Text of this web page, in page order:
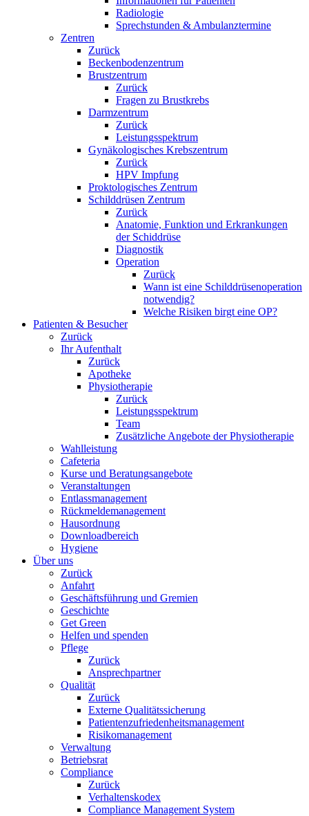
Radiologie
Sprechstunden & Ambulanztermine
Zentren
Zurück
Beckenbodenzentrum
Brustzentrum
Zurück
Fragen zu Brustkrebs
Darmzentrum
Zurück
Leistungsspektrum
Gynäkologisches Krebszentrum
Zurück
HPV Impfung
Proktologisches Zentrum
Schilddrüsen Zentrum
Zurück
Anatomie, Funktion und Erkrankungen
der Schiddrüse
Diagnostik
Operation
Zurück
Wann ist eine Schilddrüsenoperation
notwendig?
Welche Risiken birgt eine OP?
Patienten & Besucher
Zurück
Ihr Aufenthalt
Zurück
Apotheke
Physiotherapie
Zurück
Leistungsspektrum
Team
Zusätzliche Angebote der Physiotherapie
Wahlleistung
Cafeteria
Kurse und Beratungsangebote
Veranstaltungen
Entlassmanagement
Rückmeldemanagement
Hausordnung
Downloadbereich
Hygiene
Über uns
Zurück
Anfahrt
Geschäftsführung und Gremien
Geschichte
Get Green
Helfen und spenden
Pflege
Zurück
Ansprechpartner
Qualität
Zurück
Externe Qualitätssicherung
Patientenzufriedenheitsmanagement
Risikomanagement
Verwaltung
Betriebsrat
Compliance
Zurück
Verhaltenskodex
Compliance Management System